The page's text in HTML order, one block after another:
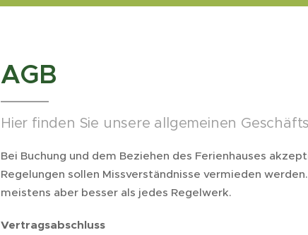
AGB
Hier finden Sie unsere allgemeinen
Bei Buchung und dem Beziehen des Ferienhauses
Regelungen sollen Missverständnisse vermieden
meistens aber besser als jedes Regelwerk.
Vertragsabschluss